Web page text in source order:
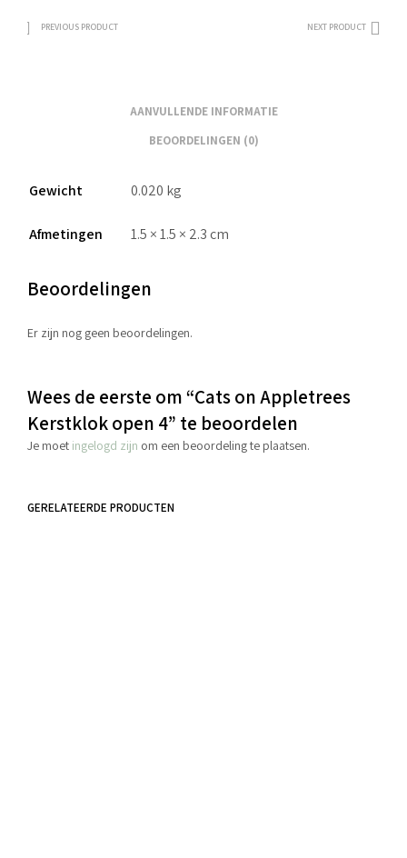
PREVIOUS PRODUCT NEXT PRODUCT
AANVULLENDE INFORMATIE
BEOORDELINGEN (0)
Gewicht 0.020 kg
Afmetingen 1.5 × 1.5 × 2.3 cm
Beoordelingen
Er zijn nog geen beoordelingen.
Wees de eerste om “Cats on Appletrees
Kerstklok open 4” te beoordelen
Je moet ingelogd zijn om een beoordeling te plaatsen.
GERELATEERDE PRODUCTEN